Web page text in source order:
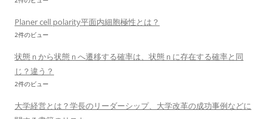
Planer cell polarity平面内細胞極性とは？
2件のビュー
状態ｎから状態ｎへ遷移する確率は、状態ｎに存在する確率と同
じ？違う？
2件のビュー
大学経営とは？学長のリーダーシップ、大学改革の成功事例などに